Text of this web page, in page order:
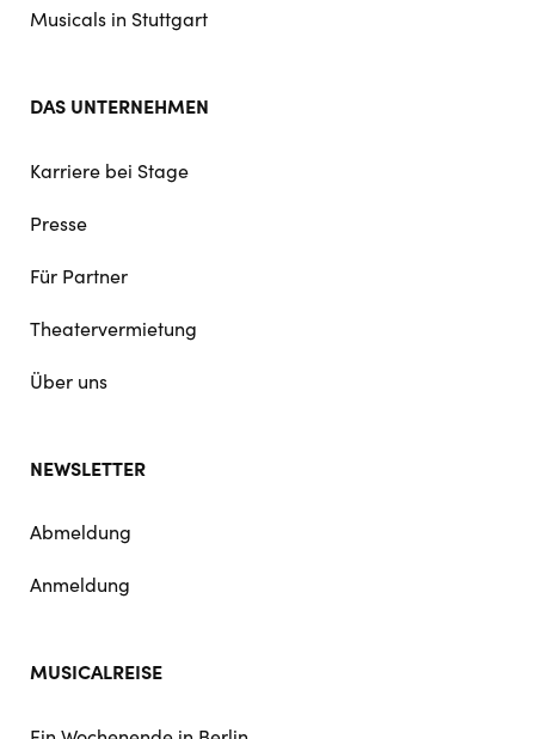
Musicals in Stuttgart
DAS UNTERNEHMEN
Karriere bei Stage
Presse
Für Partner
Theatervermietung
Über uns
NEWSLETTER
Abmeldung
Anmeldung
MUSICALREISE